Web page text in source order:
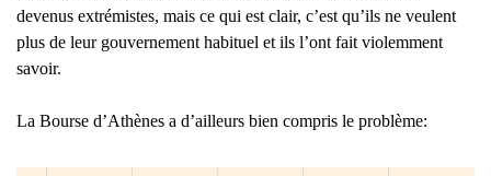
devenus extrémistes, mais ce qui est clair, c’est qu’ils ne veulent
plus de leur gouvernement habituel et ils l’ont fait violemment
savoir.
La Bourse d’Athènes a d’ailleurs bien compris le problème: